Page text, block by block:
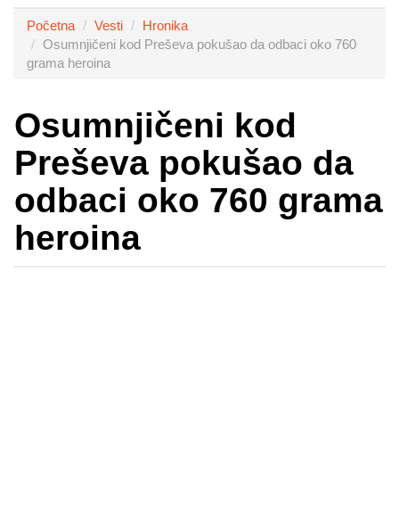
Početna Vesti
Hronika
Osumnjičeni kod Preševa pokušao da odbaci oko 760
grama heroina
Osumnjičeni kod
Preševa pokušao da
odbaci oko 760 grama
heroina